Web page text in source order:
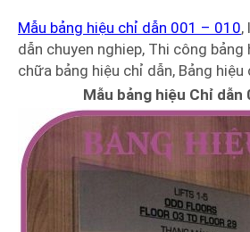
Mẫu bảng hiệu chỉ dẫn 001 – 010,
dẫn chuyen nghiep, Thi công bảng
chữa bảng hiệu chỉ dẫn, Bảng hiệu
Mẫu bảng hiệu Chỉ dẫn